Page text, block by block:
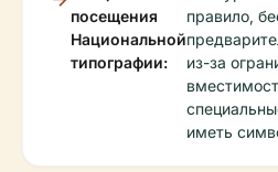
посещения
Национальной
типографии:
правило,
из-за
иметь